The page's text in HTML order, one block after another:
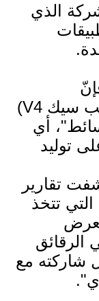
الذي
2025، تطبيقات
(ديب سيك V4)
أي
توليد
تقارير
تتخذ
الرقائق
شاركته مع